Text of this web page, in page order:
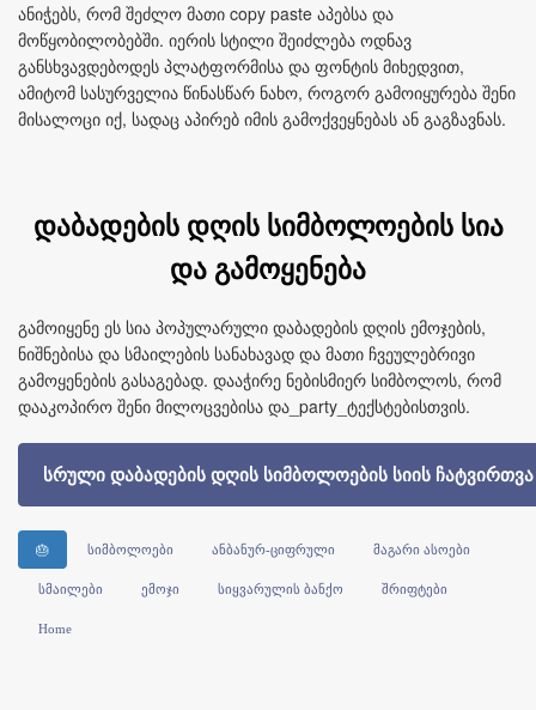
ანიჭებს, რომ შეძლო მათი copy paste აპებსა და
მოწყობილობებში. იერის სტილი შეიძლება ოდნავ
განსხვავდებოდეს პლატფორმისა და ფონტის მიხედვით,
ამიტომ სასურველია წინასწარ ნახო, როგორ გამოიყურება შენი
მისალოცი იქ, სადაც აპირებ იმის გამოქვეყნებას ან გაგზავნას.
დაბადების დღის სიმბოლოების სია
და გამოყენება
გამოიყენე ეს სია პოპულარული დაბადების დღის ემოჯების,
ნიშნებისა და სმაილების სანახავად და მათი ჩვეულებრივი
გამოყენების გასაგებად. დააჭირე ნებისმიერ სიმბოლოს, რომ
დააკოპირო შენი მილოცვებისა და_party_ტექსტებისთვის.
სრული დაბადების დღის სიმბოლოების სიის ჩატვირთვა
🎂 სიმბოლოები ანბანურ-ციფრული მაგარი ასოები
სმაილები ემოჯი სიყვარულის ბანქო შრიფტები
Home